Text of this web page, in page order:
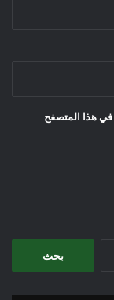
في هذا المتصفح